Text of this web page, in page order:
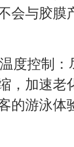
会与胶膜
度控制：
，加速老
的游泳体